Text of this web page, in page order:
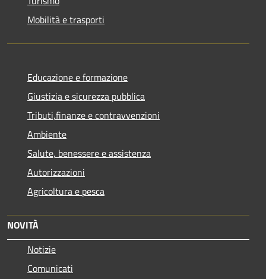
Mobilità e trasporti
Educazione e formazione
Giustizia e sicurezza pubblica
Tributi,finanze e contravvenzioni
Ambiente
Salute, benessere e assistenza
Autorizzazioni
Agricoltura e pesca
NOVITÀ
Notizie
Comunicati